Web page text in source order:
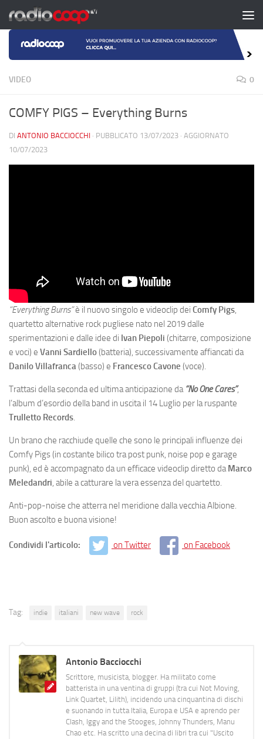
Salta al contenuto
VIDEO 0
COMFY PIGS – Everything Burns
DI ANTONIO BACCIOCCHI · PUBBLICATO 13/07/2023 · AGGIORNATO
10/07/2023
“Everything Burns”è il nuovo singolo e videoclip dei Comfy Pigs,
quartetto alternative rock pugliese nato nel 2019 dalle
sperimentazioni e dalle idee di Ivan Piepoli (chitarre, composizione
e voci) e Vanni Sardiello(batteria), successivamente affiancati da
Danilo Villafranca(basso) e Francesco Cavone (voce).
Trattasi della seconda ed ultima anticipazione da “No One Cares”,
l’album d’esordio della band in uscita il 14 Luglio per la ruspante
Trulletto Records.
Un brano che racchiude quelle che sono le principali influenze dei
Comfy Pigs (in costante bilico tra post punk, noise pop e garage
punk), ed è accompagnato da un efficace videoclip diretto daMarco
Meledandri, abile a catturare la vera essenza del quartetto.
Anti-pop-noise che atterra nel meridione dalla vecchia Albione.
Buon ascolto e buona visione!
Condividi l'articolo: on Twitter on Facebook
Tag: indie italiani new wave rock
Antonio Bacciocchi
Scrittore, musicista, blogger. Ha militato come
batterista in una ventina di gruppi (tra cui Not Moving,
Link Quartet, Lilith), incidendo una cinquantina di dischi
e suonando in tutta Italia, Europa e USA e aprendo per
Clash, Iggy and the Stooges, Johnny Thunders, Manu
Chao etc. Ha scritto una decina di libri tra cui "Uscito